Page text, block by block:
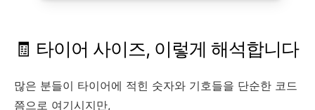
🧾 타이어 사이즈, 이렇게 해석합니다
많은 분들이 타이어에 적힌 숫자와 기호들을 단순한 코드
쯤으로 여기시지만,